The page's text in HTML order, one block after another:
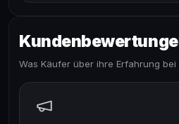
Was Käufer über ihre Erfahrung bei